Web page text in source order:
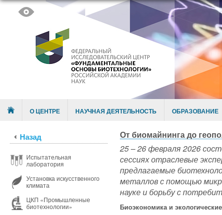
Menu О ЦЕНТРЕ НАУЧНАЯ ДЕЯТЕЛЬНОСТЬ ОБРАЗОВАНИЕ
Назад
Испытательная
лаборатория
Установка искусственного
климата
ЦКП «Промышленные
биотехнологии»
От биомайнинга до
25 – 26 февраля 2026
сессиях отраслевые
предлагаемые
металлов с помощью
науке и борьбу с
Биоэкономика и